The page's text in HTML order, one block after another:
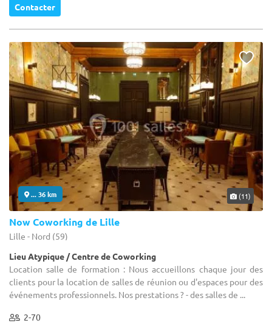
Contacter
... 36 km (11)
Now Coworking de Lille
Lille - Nord (59)
Lieu Atypique / Centre de Coworking
Location salle de formation : Nous accueillons chaque jour des
clients pour la location de salles de réunion ou d'espaces pour des
événements professionnels. Nos prestations ? - des salles de ...
2-70